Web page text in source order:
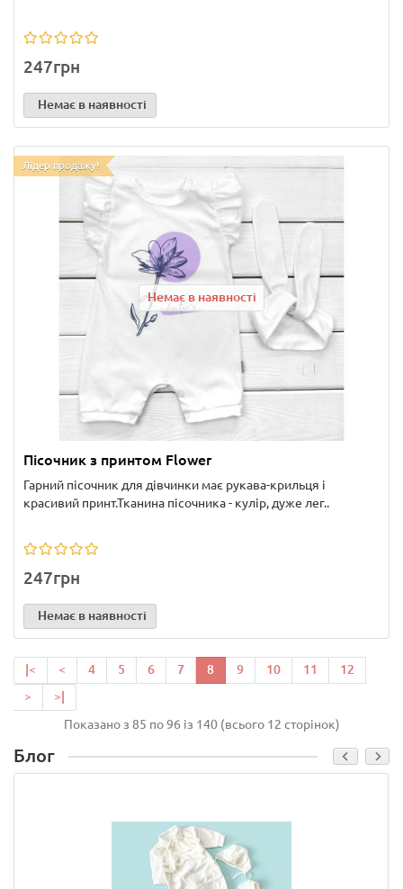
247грн
Немає в наявності
Лідер продажу!
Немає в наявності
Пісочник з принтом Flower
Гарний пісочник для дівчинки має рукава-крильця і
красивий принт.Тканина пісочника - кулір, дуже лег..
247грн
Немає в наявності
|< < 4 5 6 7 8 9 10 11
12
>
>|
Показано з 85 по 96 із 140 (всього 12 сторінок)
Блог